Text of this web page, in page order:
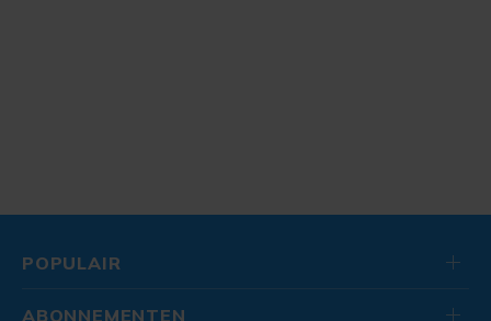
POPULAIR
ABONNEMENTEN